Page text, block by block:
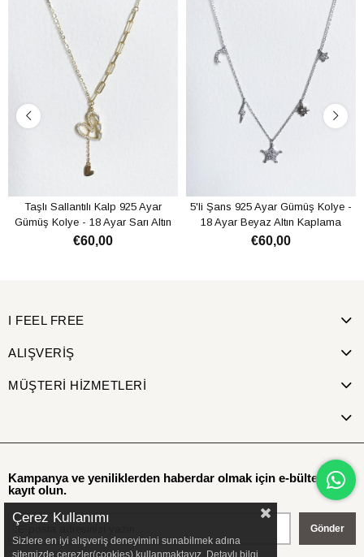
Taşlı Sallantılı Kalp 925 Ayar
Gümüş Kolye - 18 Ayar Sarı Altın
Kaplama
€60,00
5'li Şans 925 Ayar Gümüş Kolye -
18 Ayar Beyaz Altın Kaplama
€60,00
I FEEL FREE
ALIŞVERİŞ
MÜŞTERİ HİZMETLERİ
Kampanya ve yeniliklerden haberdar olmak için e-bültenimize
kayıt olun.
Gönder
Çerez Kullanımı
Sizlere en iyi alışveriş deneyimini sunabilmek adına
sitemizde çerezler(cookies) kullanmaktayız. Detaylı bilgi